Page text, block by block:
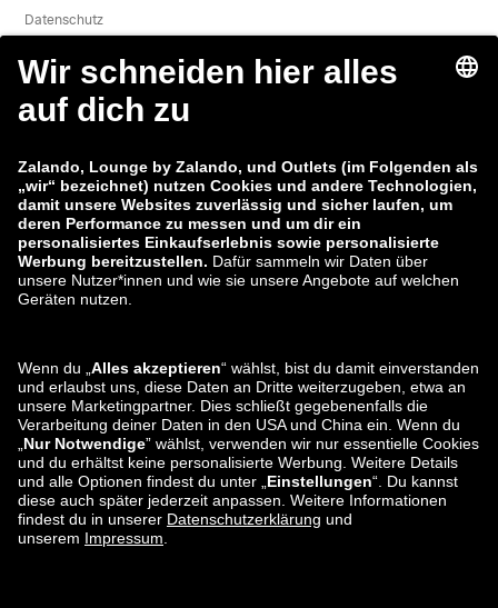
Datenschutz
AGB
Widerruf
Sicherheitslücke melden
Produktsicherheit
Zalando-Gruppe
Zalando
Zahlungsmethoden
Sie finden uns auch bei
Versand und
Versandpartner
Lounge by Zalando AT Apps